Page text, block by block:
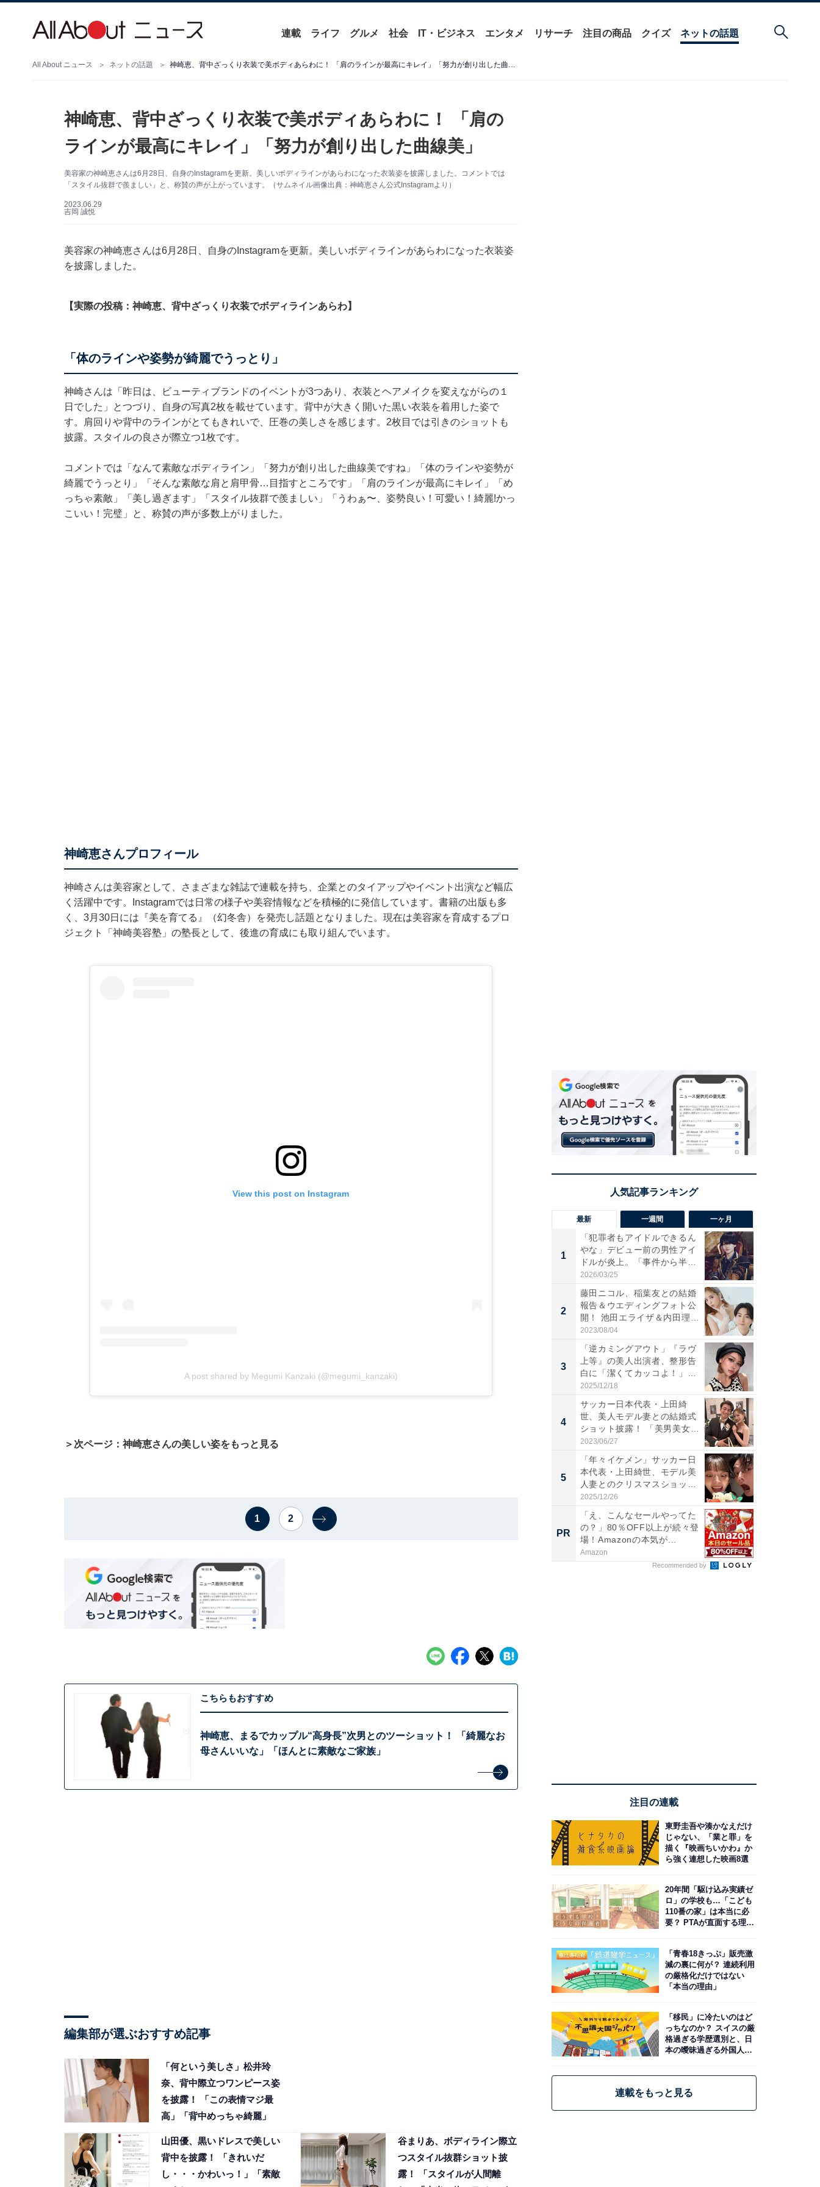
連載 ライフ グルメ 社会 IT・ビジネス エンタメ リサーチ 注目の商品 クイズ ネットの話題
All About ニュース ネットの話題 神崎恵、背中ざっくり衣装で美ボディあらわに！ 「肩のラインが最高にキレイ」「努力が創り出した曲線美」
神崎恵、背中ざっくり衣装で美ボディあらわに！ 「肩の
ラインが最高にキレイ」「努力が創り出した曲線美」
美容家の神崎恵さんは6月28日、自身のInstagramを更新。美しいボディラインがあらわになった衣装姿を披露しました。コメントでは
「スタイル抜群で羨ましい」と、称賛の声が上がっています。（サムネイル画像出典：神崎恵さん公式Instagramより）
2023.06.29
吉岡 誠悦
美容家の神崎恵さんは6月28日、自身のInstagramを更新。美しいボディラインがあらわになった衣装姿
を披露しました。
【実際の投稿：神崎恵、背中ざっくり衣装でボディラインあらわ】
「体のラインや姿勢が綺麗でうっとり」
神崎さんは「昨日は、ビューティブランドのイベントが3つあり、衣装とヘアメイクを変えながらの１
日でした」とつづり、自身の写真2枚を載せています。背中が大きく開いた黒い衣装を着用した姿で
す。肩回りや背中のラインがとてもきれいで、圧巻の美しさを感じます。2枚目では引きのショットも
披露。スタイルの良さが際立つ1枚です。
コメントでは「なんて素敵なボディライン」「努力が創り出した曲線美ですね」「体のラインや姿勢が
綺麗でうっとり」「そんな素敵な肩と肩甲骨…目指すところです」「肩のラインが最高にキレイ」「め
っちゃ素敵」「美し過ぎます」「スタイル抜群で羨ましい」「うわぁ〜、姿勢良い！可愛い！綺麗!かっ
こいい！完璧」と、称賛の声が多数上がりました。
神崎恵さんプロフィール
神崎さんは美容家として、さまざまな雑誌で連載を持ち、企業とのタイアップやイベント出演など幅広
く活躍中です。Instagramでは日常の様子や美容情報などを積極的に発信しています。書籍の出版も多
く、3月30日には『美を育てる』（幻冬舎）を発売し話題となりました。現在は美容家を育成するプロ
ジェクト「神崎美容塾」の塾長として、後進の育成にも取り組んでいます。
View this post on Instagram
A post shared by Megumi Kanzaki (@megumi_kanzaki)
＞次ページ：神崎恵さんの美しい姿をもっと見る
1 2
こちらもおすすめ
神崎恵、まるでカップル“高身長”次男とのツーショット！ 「綺麗なお
母さんいいな」「ほんとに素敵なご家族」
編集部が選ぶおすすめ記事
「何という美しさ」松井玲
奈、背中際立つワンピース姿
を披露！ 「この表情マジ最
高」「背中めっちゃ綺麗」
山田優、黒いドレスで美しい
背中を披露！ 「きれいだ
し・・・かわいっ！」「素敵
谷まりあ、ボディライン際立
つスタイル抜群ショット披
露！ 「スタイルが人間離
最新 一週間 一ヶ月
1
「犯罪者もアイドルできるん
やな」デビュー前の男性アイ
ドルが炎上。「事件から半年
も...
2026/03/25
2
藤田ニコル、稲葉友との結婚
報告＆ウエディングフォト公
開！ 池田エライザ＆内田理
央...
2023/08/04
3
「逆カミングアウト」『ラヴ
上等』の美人出演者、整形告
白に「潔くてカッコよ！」
「好...
2025/12/18
4
サッカー日本代表・上田綺
世、美人モデル妻との結婚式
ショット披露！ 「美男美女」
「...
2023/06/27
5
「年々イケメン」サッカー日
本代表・上田綺世、モデル美
人妻とのクリスマスショット
に...
2025/12/26
PR
「え、こんなセールやってた
の？」80％OFF以上が続々登
場！Amazonの本気が...
Amazon
Recommended by
注目の連載
東野圭吾や湊かなえだけ
じゃない、「業と罪」を
描く『映画ちいかわ』か
ら強く連想した映画8選
20年間「駆け込み実績ゼ
ロ」の学校も…「こども
110番の家」は本当に必
要？ PTAが直面する理想
「青春18きっぷ」販売激
減の裏に何が？ 連続利用
の厳格化だけではない
「本当の理由」
「移民」に冷たいのはど
っちなのか？ スイスの厳
格過ぎる学歴選別と、日
本の曖昧過ぎる外国人政
連載をもっと見る